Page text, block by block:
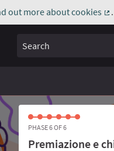
out more about cookies
.
Search
PHASE 6 OF 6
Premiazione e